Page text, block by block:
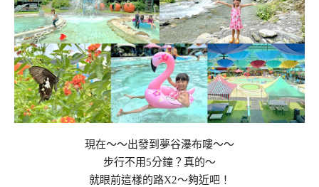
現在～～出發到夢谷瀑布嘍～～
步行不用5分鐘？真的～
就眼前這樣的路X2～夠近吧！